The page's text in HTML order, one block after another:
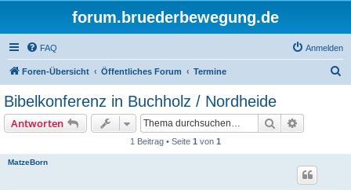
forum.bruederbewegung.de
FAQ Anmelden
Foren-Übersicht Öffentliches Forum Termine
Bibelkonferenz in Buchholz / Nordheide
Antworten Suche
1 Beitrag • Seite 1 von 1
MatzeBorn